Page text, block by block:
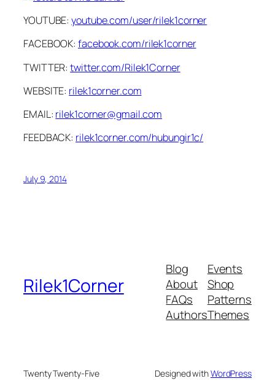
YOUTUBE:youtube.com/user/rilek1corner
FACEBOOK:facebook.com/rilek1corner
TWITTER:twitter.com/Rilek1Corner
WEBSITE: rilek1corner.com
EMAIL: rilek1corner@gmail.com
FEEDBACK: rilek1corner.com/hubungir1c/
July 9, 2014
Rilek1Corner
Blog
About
FAQs
Authors
Events
Shop
Patterns
Themes
Twenty Twenty-Five Designed withWordPress